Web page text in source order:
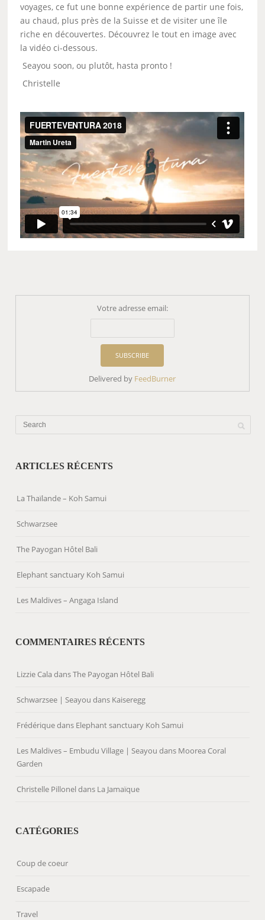
voyages, ce fut une bonne expérience de partir une fois,
au chaud, plus près de la Suisse et de visiter une île
riche en découvertes. Découvrez le tout en image avec
la vidéo ci-dessous.
Seayou soon, ou plutôt, hasta pronto !
Christelle
Votre adresse email:
Delivered by FeedBurner
ARTICLES RÉCENTS
La Thaïlande – Koh Samui
Schwarzsee
The Payogan Hôtel Bali
Elephant sanctuary Koh Samui
Les Maldives – Angaga Island
COMMENTAIRES RÉCENTS
Lizzie Cala dansThe Payogan Hôtel Bali
Schwarzsee | Seayou dans Kaiseregg
Frédériquedans Elephant sanctuary Koh Samui
Les Maldives – Embudu Village | Seayou dans Moorea Coral
Garden
Christelle Pillonel dans La Jamaïque
CATÉGORIES
Coup de coeur
Escapade
Travel